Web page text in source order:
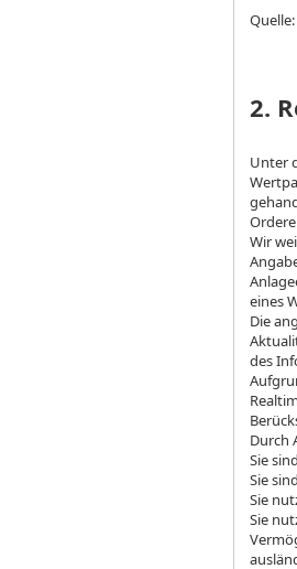
2.
Unter
Wir
eines
Die
des
Durch
Sie
Sie
Sie
Sie